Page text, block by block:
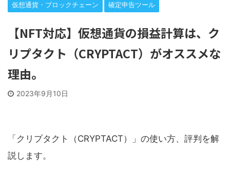
仮想通貨・ブロックチェーン 確定申告ツール
【NFT対応】仮想通貨の損益計算は、ク
リプタクト（CRYPTACT）がオススメな
理由。
2023年9月10日
「クリプタクト（CRYPTACT）」の使い方、評判を解
説します。